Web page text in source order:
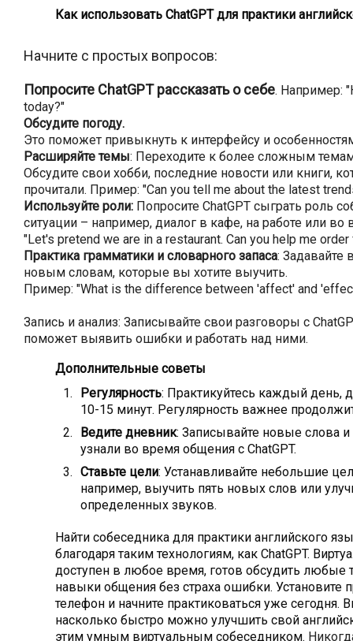
Как использовать ChatGPT для практики
Начните с простых вопросов:
Попросите ChatGPT рассказать о себе. Например:
today?"
Обсудите погоду.
Это поможет привыкнуть к интерфейсу и
Расширяйте темы: Переходите к более сложным
Обсудите свои хобби, последние новости или книги,
прочитали. Пример: "Can you tell me about the latest
Используйте роли: Попросите ChatGPT сыграть роль
ситуации – например, диалог в кафе, на работе или
"Let's pretend we are in a restaurant. Can you help me
Практика грамматики и словарного запаса: Задавайте
новым словам, которые вы хотите выучить.
Пример: "What is the difference between 'affect' and
Запись и анализ: Записывайте свои разговоры с
поможет выявить ошибки и работать над ними.
Дополнительные советы
Регулярность: Практикуйтесь каждый день,
10-15 минут. Регулярность важнее
Ведите дневник: Записывайте новые слова
узнали во время общения с ChatGPT.
Ставьте цели: Устанавливайте небольшие
например, выучить пять новых слов или
определенных звуков.
Найти собеседника для практики английского
благодаря таким технологиям, как ChatGPT.
доступен в любое время, готов обсудить
навыки общения без страха ошибки. Установите
телефон и начните практиковаться уже сегодня.
насколько быстро можно улучшить свой
этим умным виртуальным собеседником.